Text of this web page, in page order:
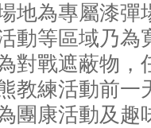
地為專屬漆彈
動等區域乃為
對戰遮蔽物，
教練活動前一
團康活動及趣